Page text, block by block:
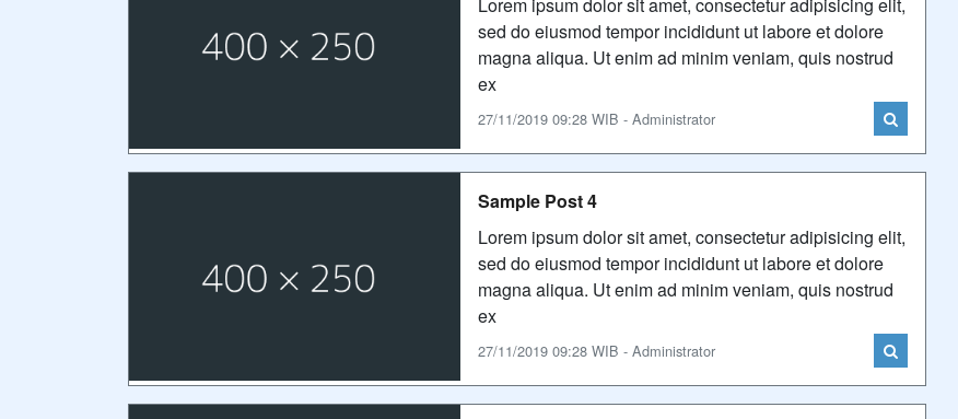
sed do eiusmod tempor incididunt ut labore et dolore
magna aliqua. Ut enim ad minim veniam, quis nostrud
ex
27/11/2019 09:28 WIB - Administrator
Sample Post 4
Lorem ipsum dolor sit amet, consectetur adipisicing elit,
sed do eiusmod tempor incididunt ut labore et dolore
magna aliqua. Ut enim ad minim veniam, quis nostrud
ex
27/11/2019 09:28 WIB - Administrator